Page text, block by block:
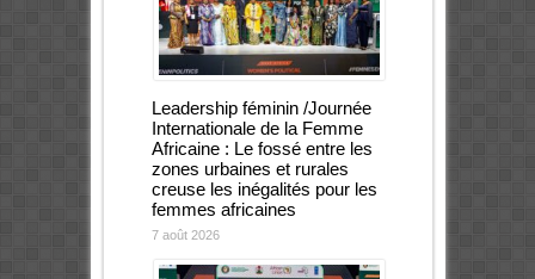
Leadership féminin /Journée
Internationale de la Femme
Africaine : Le fossé entre les
zones urbaines et rurales
creuse les inégalités pour les
femmes africaines
7 août 2026